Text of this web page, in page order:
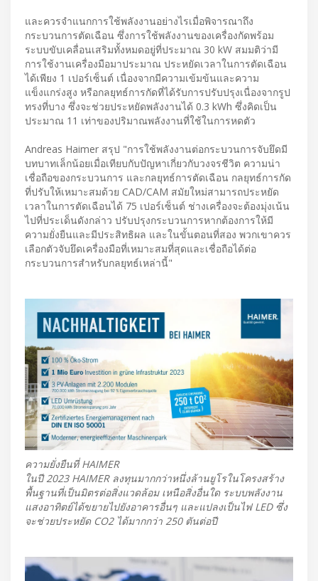
และควรจำแนกการใช้พลังงานอย่างไรเมื่อพิจารณาถึง
กระบวนการตัดเฉือน ซึ่งการใช้พลังงานของเครื่องกัดพร้อม
ระบบขับเคลื่อนเสริมทั้งหมดอยู่ที่ประมาณ 30 kW สมมติว่ามี
การใช้งานเครื่องมือมาประมาณ ประหยัดเวลาในการตัดเฉือน
ได้เพียง 1 เปอร์เซ็นต์ เนื่องจากมีความเข้มข้นและความ
แข็งแกร่งสูง หรือกลยุทธ์การกัดที่ได้รับการปรับปรุงเนื่องจากรูป
ทรงที่บาง ซึ่งจะช่วยประหยัดพลังงานได้ 0.3 kWh ซึ่งคิดเป็น
ประมาณ 11 เท่าของปริมาณพลังงานที่ใช้ในการหดตัว
Andreas Haimer สรุป "การใช้พลังงานต่อกระบวนการจับยึดมี
บทบาทเล็กน้อยเมื่อเทียบกับปัญหาเกี่ยวกับวงจรชีวิต ความน่า
เชื่อถือของกระบวนการ และกลยุทธ์การตัดเฉือน กลยุทธ์การกัด
ที่ปรับให้เหมาะสมด้วย CAD/CAM สมัยใหม่สามารถประหยัด
เวลาในการตัดเฉือนได้ 75 เปอร์เซ็นต์ ช่างเครื่องจะต้องมุ่งเน้น
ไปที่ประเด็นดังกล่าว ปรับปรุงกระบวนการหากต้องการให้มี
ความยั่งยืนและมีประสิทธิผล และในขั้นตอนที่สอง พวกเขาควร
เลือกตัวจับยึดเครื่องมือที่เหมาะสมที่สุดและเชื่อถือได้ต่อ
กระบวนการสำหรับกลยุทธ์เหล่านี้"
ความยั่งยืนที่ HAIMER
ในปี 2023 HAIMER ลงทุนมากกว่าหนึ่งล้านยูโรในโครงสร้าง
พื้นฐานที่เป็นมิตรต่อสิ่งแวดล้อม เหนือสิ่งอื่นใด ระบบพลังงาน
แสงอาทิตย์ได้ขยายไปยังอาคารอื่นๆ และแปลงเป็นไฟ LED ซึ่ง
จะช่วยประหยัด CO2 ได้มากกว่า 250 ตันต่อปี